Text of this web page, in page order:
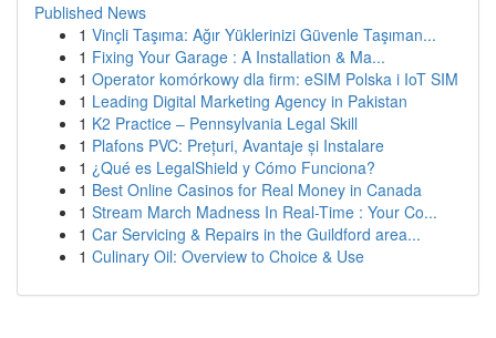
Published News
1 Vinçli Taşıma: Ağır Yüklerinizi Güvenle Taşıman...
1 Fixing Your Garage : A Installation & Ma...
1 Operator komórkowy dla firm: eSIM Polska i IoT SIM
1 Leading Digital Marketing Agency in Pakistan
1 K2 Practice – Pennsylvania Legal Skill
1 Plafons PVC: Prețuri, Avantaje și Instalare
1 ¿Qué es LegalShield y Cómo Funciona?
1 Best Online Casinos for Real Money in Canada
1 Stream March Madness In Real-Time : Your Co...
1 Car Servicing & Repairs in the Guildford area...
1 Culinary Oil: Overview to Choice & Use